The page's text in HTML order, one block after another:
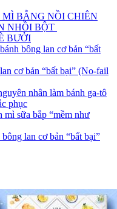
BẰNG NỒI CHIÊN
NHỒI BỘT
BƯỞI
bông lan cơ bản “bất
cơ bản “bất bại” (No-fail
nhân làm bánh ga-tô
phục
sữa bắp “mềm như
lan cơ bản “bất bại”